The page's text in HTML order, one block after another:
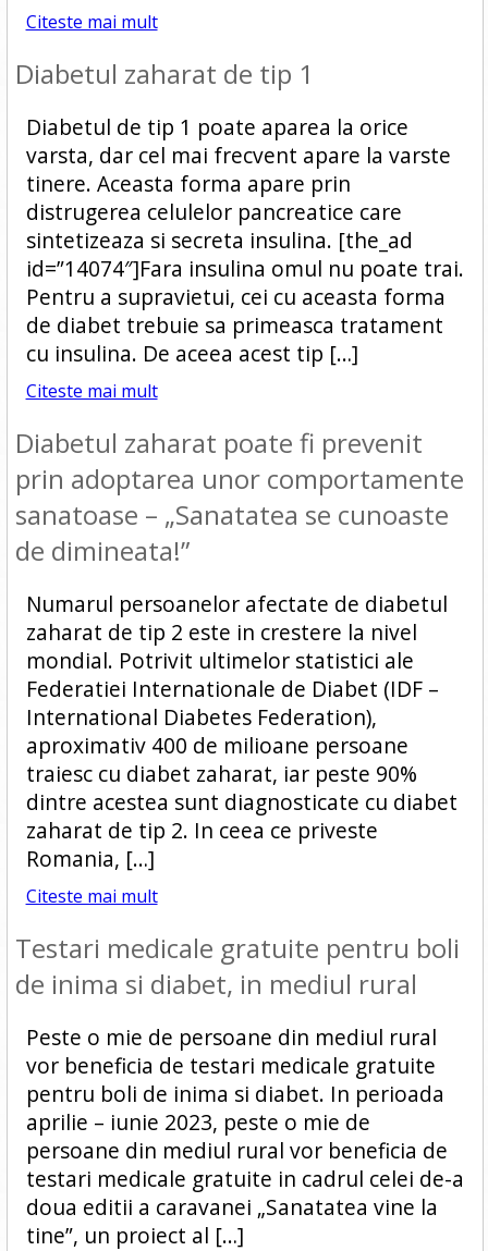
Citeste mai mult
Diabetul zaharat de tip 1
Diabetul de tip 1 poate aparea la orice
varsta, dar cel mai frecvent apare la varste
tinere. Aceasta forma apare prin
distrugerea celulelor pancreatice care
sintetizeaza si secreta insulina. [the_ad
id=”14074″]Fara insulina omul nu poate trai.
Pentru a supravietui, cei cu aceasta forma
de diabet trebuie sa primeasca tratament
cu insulina. De aceea acest tip […]
Citeste mai mult
Diabetul zaharat poate fi prevenit
prin adoptarea unor comportamente
sanatoase – „Sanatatea se cunoaste
de dimineata!”
Numarul persoanelor afectate de diabetul
zaharat de tip 2 este in crestere la nivel
mondial. Potrivit ultimelor statistici ale
Federatiei Internationale de Diabet (IDF –
International Diabetes Federation),
aproximativ 400 de milioane persoane
traiesc cu diabet zaharat, iar peste 90%
dintre acestea sunt diagnosticate cu diabet
zaharat de tip 2. In ceea ce priveste
Romania, […]
Citeste mai mult
Testari medicale gratuite pentru boli
de inima si diabet, in mediul rural
Peste o mie de persoane din mediul rural
vor beneficia de testari medicale gratuite
pentru boli de inima si diabet. In perioada
aprilie – iunie 2023, peste o mie de
persoane din mediul rural vor beneficia de
testari medicale gratuite in cadrul celei de-a
doua editii a caravanei „Sanatatea vine la
tine”, un proiect al […]